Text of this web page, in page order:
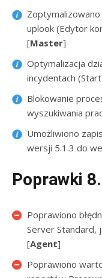
uplook (Edytor
[Master]
Optymalizacja
incydentach
Blokowanie
wyszukiwania
Umożliwiono
wersji 5.1.3 do
Poprawki
Poprawiono
Server Standard,
[Agent]
Poprawiono